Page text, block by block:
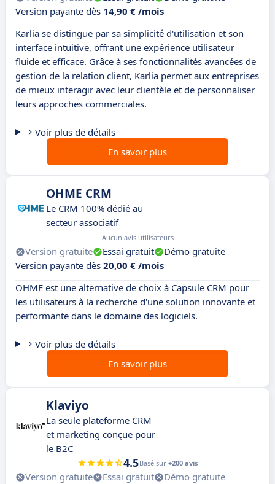
Version payante dès 14,90 € /mois
Karlia se distingue par sa simplicité d'utilisation et son
interface intuitive, offrant une expérience utilisateur
fluide et efficace. Grâce à ses fonctionnalités avancées de
gestion de la relation client, Karlia permet aux entreprises
de mieux interagir avec leur clientèle et de personnaliser
leurs approches commerciales.
Voir plus de détails
En savoir plus
OHME CRM
Le CRM 100% dédié au
secteur associatif
Aucun avis utilisateurs
Version gratuite Essai gratuit
Démo gratuite
Version payante dès 20,00 € /mois
OHME est une alternative de choix à Capsule CRM pour
les utilisateurs à la recherche d'une solution innovante et
performante dans le domaine des logiciels.
Voir plus de détails
En savoir plus
Klaviyo
La seule plateforme CRM
et marketing conçue pour
le B2C
4.5Basé sur +200 avis
Version gratuite Essai gratuit
Démo gratuite